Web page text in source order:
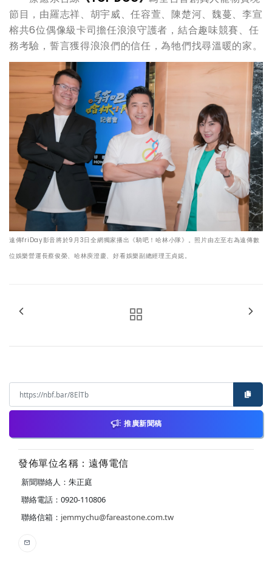
節目，由羅志祥、胡宇威、任容萱、陳楚河、魏蔓、李宣
榕共6位偶像級卡司擔任浪浪守護者，結合趣味競賽、任
務考驗，誓言獲得浪浪們的信任，為牠們找尋溫暖的家。
遠傳friDay影音將於9月3日全網獨家播出《騎吧！哈林小隊》。照片由左至右為遠傳數
位娛樂營運長蔡俊榮、哈林庾澄慶、好看娛樂副總經理王貞妮。
推廣新聞稿
發佈單位名稱：遠傳電信
新聞聯絡人：朱正庭
聯絡電話：0920-110806
聯絡信箱： jemmychu@fareastone.com.tw